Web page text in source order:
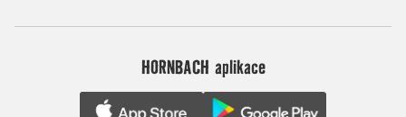
HORNBACH aplikace